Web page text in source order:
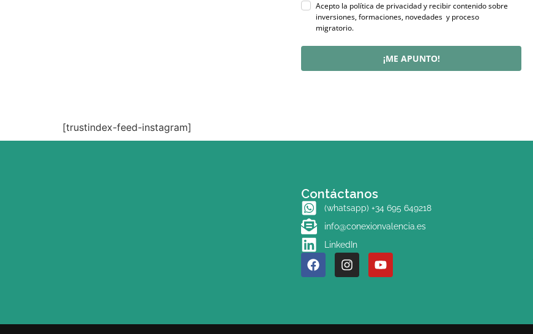
Acepto la política de privacidad y recibir contenido sobre
inversiones, formaciones, novedades y proceso
migratorio.
¡ME APUNTO!
[trustindex-feed-instagram]
Contáctanos
(whatsapp) +34 695 649218
info@conexionvalencia.es
LinkedIn